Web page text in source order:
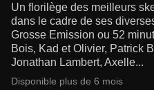
Un florilège des meilleurs
dans le cadre de ses
Grosse Emission ou 52
Bois, Kad et Olivier, Patrick
Jonathan Lambert, Axelle...
Disponible plus de 6 mois